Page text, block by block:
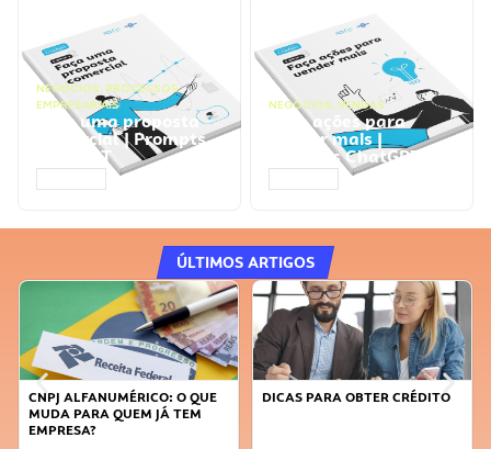
NEGÓCIOS, PROCESSOS
EMPRESARIAIS
Faça uma proposta
comercial | Prompts
ChatGPT
NEGÓCIOS, VENDAS
Faça ações para
vender mais |
Prompts ChatGPT
ÚLTIMOS ARTIGOS
CNPJ ALFANUMÉRICO: O QUE
MUDA PARA QUEM JÁ TEM
EMPRESA?
DICAS PARA OBTER CRÉDITO